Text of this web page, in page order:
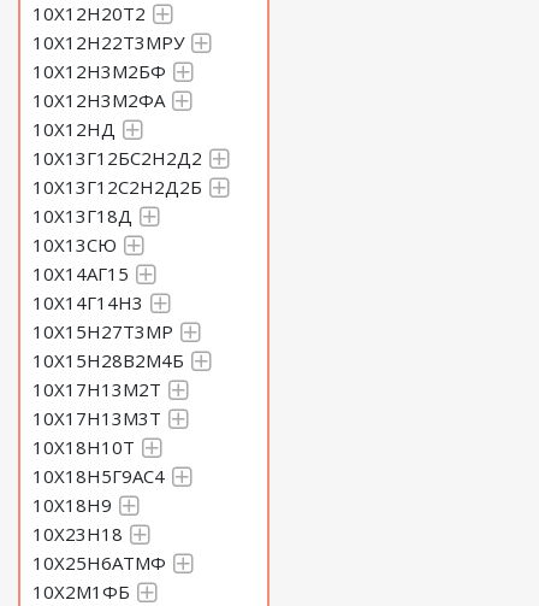
10Х12Н20Т2
10Х12Н22Т3МРУ
10Х12Н3М2БФ
10Х12Н3М2ФА
10Х12НД
10Х13Г12БС2Н2Д2
10Х13Г12С2Н2Д2Б
10Х13Г18Д
10Х13СЮ
10Х14АГ15
10Х14Г14Н3
10Х15Н27Т3МР
10Х15Н28В2М4Б
10Х17Н13М2Т
10Х17Н13М3Т
10Х18Н10Т
10Х18Н5Г9АС4
10Х18Н9
10Х23Н18
10Х25Н6АТМФ
10Х2М1ФБ